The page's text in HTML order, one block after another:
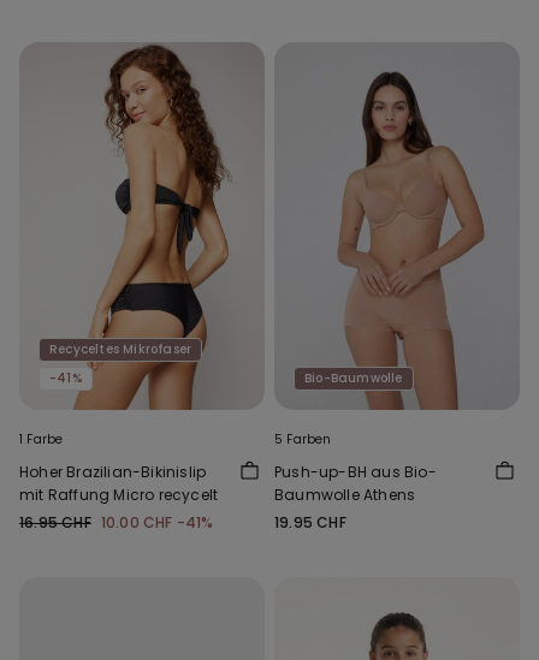
Recyceltes Mikrofaser
-41%
1 Farbe
Hoher Brazilian-Bikinislip
mit Raffung Micro recycelt
16.95 CHF 10.00 CHF -41%
Bio-Baumwolle
5 Farben
Push-up-BH aus Bio-
Baumwolle Athens
19.95 CHF